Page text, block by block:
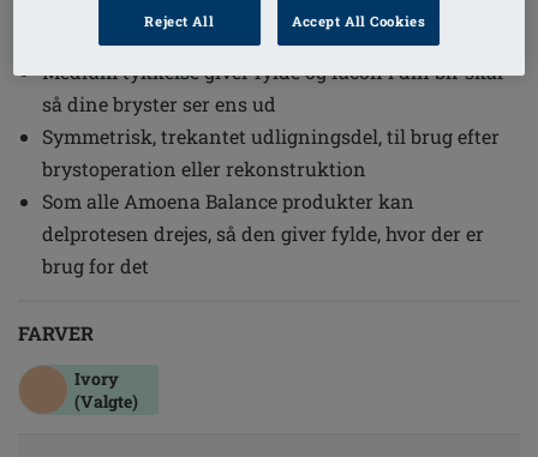
Ref. nr: MD220 Balance Natura MD
Medium tykkelse giver fylde og facon i din bh-skål
så dine bryster ser ens ud
Symmetrisk, trekantet udligningsdel, til brug efter
brystoperation eller rekonstruktion
Som alle Amoena Balance produkter kan
delprotesen drejes, så den giver fylde, hvor der er
brug for det
FARVER
Ivory
(Valgte)
Reject All Accept All Cookies